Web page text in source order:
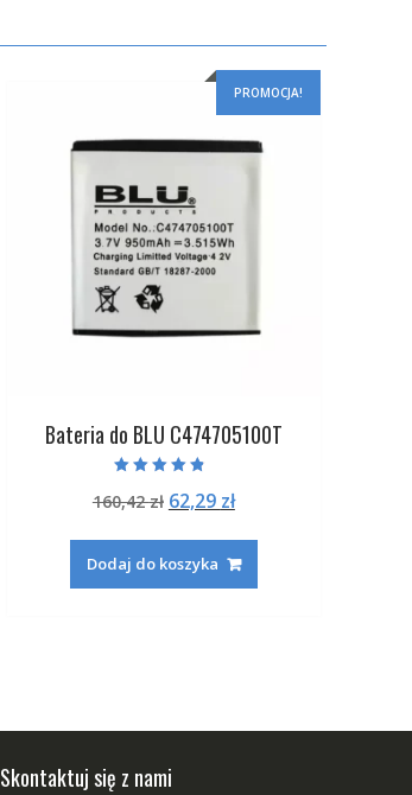
PROMOCJA!
Bateria do BLU C474705100T
4.50
na 5
160,42zł Pierwotna
wynosiła:
160,42 zł.
62,29 złAktualna
62,29 zł.
Dodaj do koszyka
Skontaktuj się z nami